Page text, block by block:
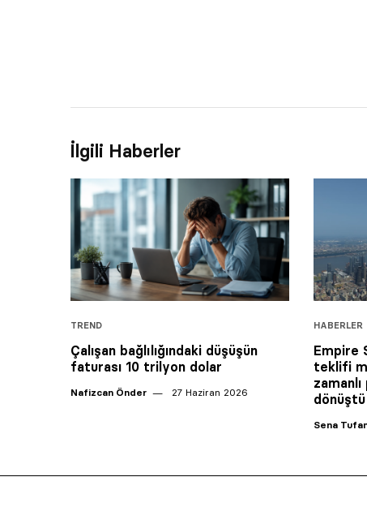
İlgili Haberler
TREND
Çalışan bağlılığındaki düşüşün
faturası 10 trilyon dolar
Nafizcan Önder 27 Haziran 2026
HABERLER
Empire
teklifi
dönüştü
Sena